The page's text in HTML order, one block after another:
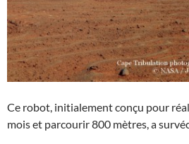
Ce robot, initialement conçu pour
mois et parcourir 800 mètres, a